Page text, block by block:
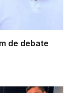
de debate